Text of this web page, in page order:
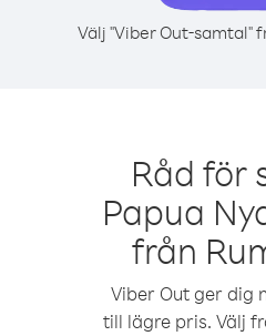
Välj "Viber Out-samtal"
Råd för
Papua
från
Viber Out ger dig
till lägre pris. Välj